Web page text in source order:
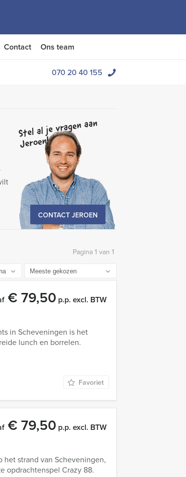
Contact Ons team
070 20 40 155
Stel al je vragen aan
Jeroen!
CONTACT JEROEN
Pagina 1 van 1
€ 79,50 p.p. excl. BTW
in Scheveningen is het
lunch en borrelen.
Favoriet
€ 79,50 p.p. excl. BTW
het strand van Scheveningen,
opdrachtenspel Crazy 88.